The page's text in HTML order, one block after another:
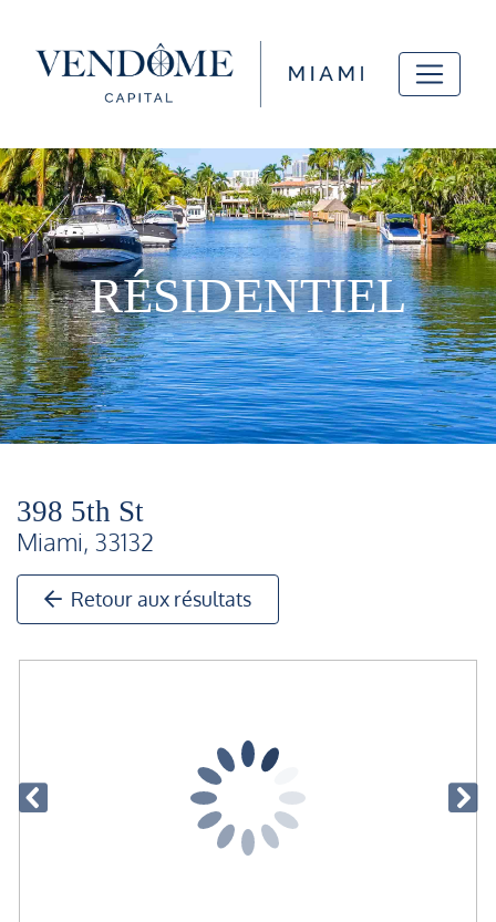
RÉSIDENTIEL
398 5th St
Miami, 33132
Retour aux résultats